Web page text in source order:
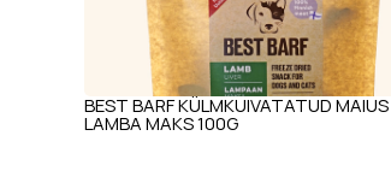
BEST BARF KÜLMKUIVATATUD MAIUS
LAMBA MAKS 100G